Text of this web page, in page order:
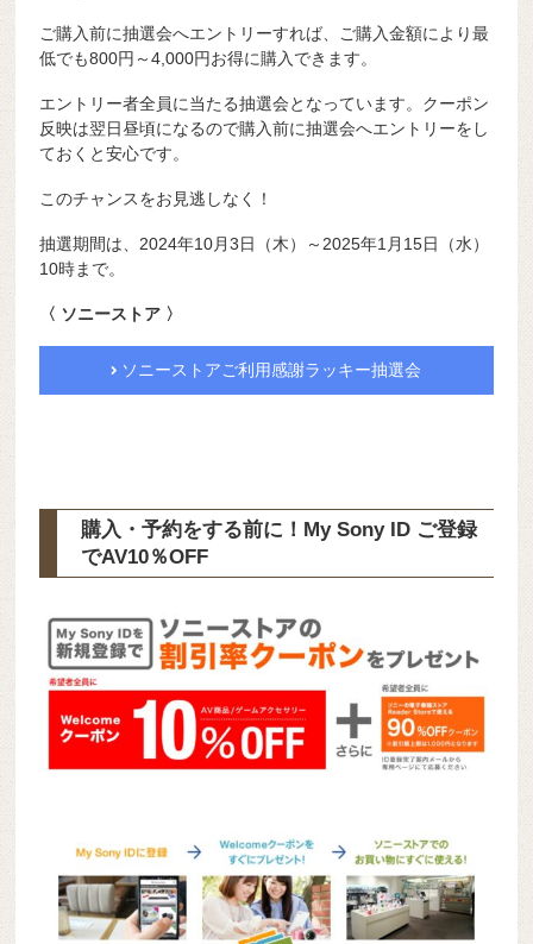
ご購入前に抽選会へエントリーすれば、ご購入金額により最
低でも800円～4,000円お得に購入できます。
エントリー者全員に当たる抽選会となっています。クーポン
反映は翌日昼頃になるので購入前に抽選会へエントリーをし
ておくと安心です。
このチャンスをお見逃しなく！
抽選期間は、2024年10月3日（木）～2025年1月15日（水）
10時まで。
〈 ソニーストア 〉
ソニーストアご利用感謝ラッキー抽選会
購入・予約をする前に！My Sony ID ご登録
でAV10％OFF